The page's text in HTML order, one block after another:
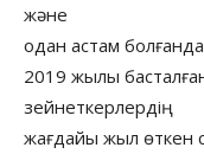
және
одан астам
2019 жылы
зейнеткерлердің
жағдайы жыл өткен